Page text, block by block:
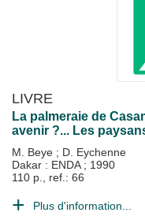
LIVRE
La palmeraie de
avenir ?... Les
M. Beye ; D. Eychenne
Dakar : ENDA ; 1990
110 p., ref.: 66
Plus d'information...